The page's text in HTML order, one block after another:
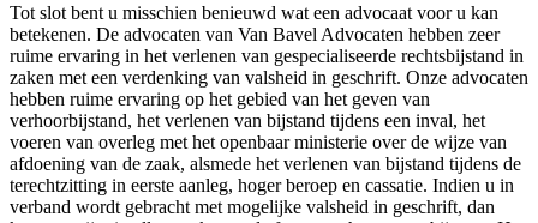
Tot slot bent u misschien benieuwd wat een advocaat voor u kan
betekenen. De advocaten van Van Bavel Advocaten hebben zeer
ruime ervaring in het verlenen van gespecialiseerde rechtsbijstand in
zaken met een verdenking van valsheid in geschrift. Onze advocaten
hebben ruime ervaring op het gebied van het geven van
verhoorbijstand, het verlenen van bijstand tijdens een inval, het
voeren van overleg met het openbaar ministerie over de wijze van
afdoening van de zaak, alsmede het verlenen van bijstand tijdens de
terechtzitting in eerste aanleg, hoger beroep en cassatie. Indien u in
verband wordt gebracht met mogelijke valsheid in geschrift, dan